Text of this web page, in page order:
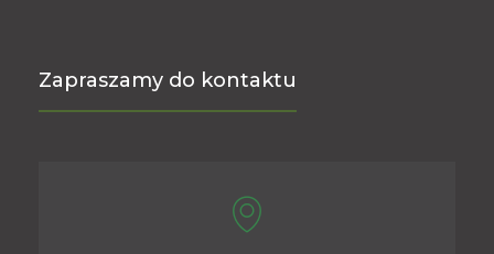
Zapraszamy do kontaktu